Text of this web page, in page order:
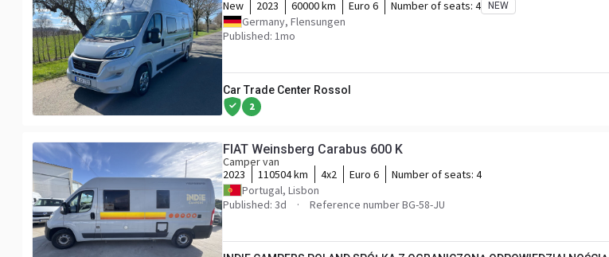
New
2023 60000 km Euro 6 Number of seats: 4 NEW
Germany, Flensungen
Published: 1mo
Car Trade Center Rossol
2
FIAT Weinsberg Carabus 600 K
Camper van
2023
110504 km 4x2 Euro 6 Number of seats: 4
Portugal, Lisbon
Published: 3d
Reference number BG-58-JU